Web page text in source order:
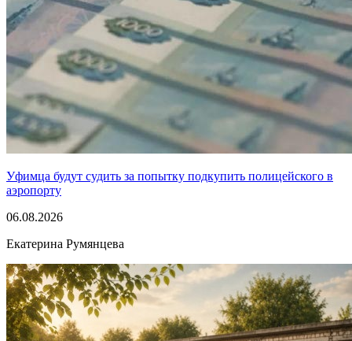
Уфимца будут судить за попытку подкупить полицейского в
аэропорту
06.08.2026
Екатерина Румянцева